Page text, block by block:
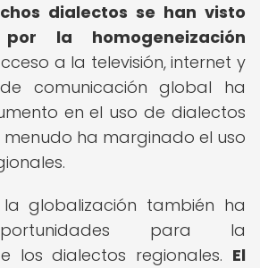
dialectos se han visto
por la homogeneización
a la televisión, internet y
comunicación global ha
en el uso de dialectos
ha marginado el uso
globalización también ha
para la
los dialectos regionales. El